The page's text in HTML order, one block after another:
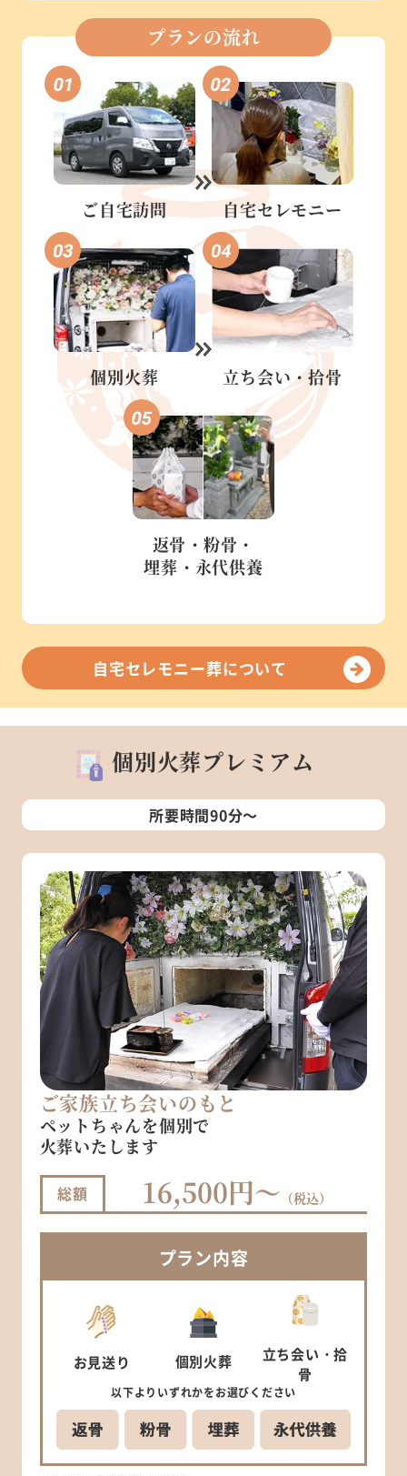
プランの流れ
ご自宅訪問 自宅セレモニー
個別火葬 立ち会い・拾骨
返骨・粉骨・
埋葬・永代供養
自宅セレモニー葬について
個別火葬プレミアム
所要時間90分～
ご家族立ち会いのもと
ペットちゃんを個別で
火葬いたします
総額 16,500円～ （税込）
プラン内容
お見送り 個別火葬 立ち会い ・拾
骨
以下より いずれかをお選びください